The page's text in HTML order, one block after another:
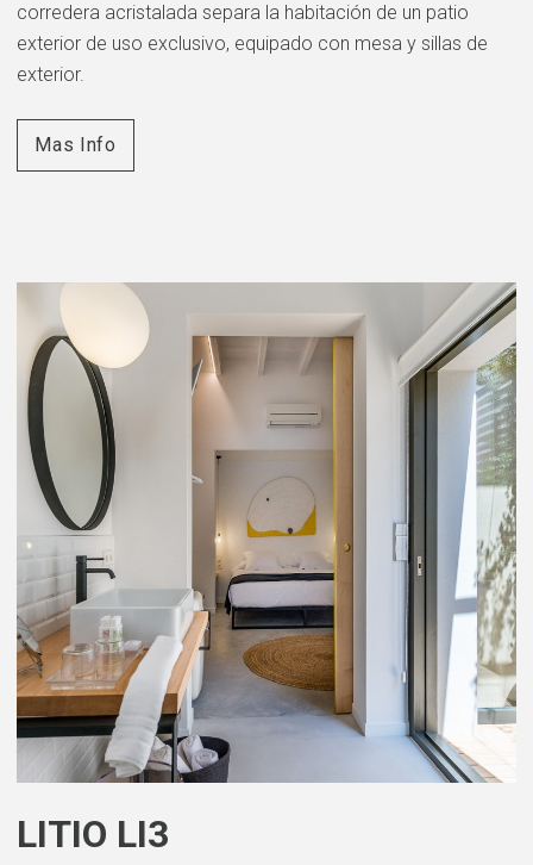
corredera acristalada separa la habitación de un patio
exterior de uso exclusivo, equipado con mesa y sillas de
exterior.
Mas Info
LITIO LI3